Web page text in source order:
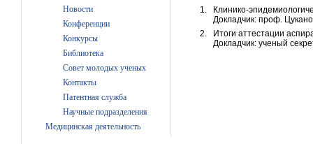
Новости
Конференции
Конкурсы
Библиотека
Совет молодых ученых
Контакты
Патентная служба
Научные подразделения
Медицинская деятельность
Клинико-
Докладчик: проф.
Итоги аттестации
Докладчик: ученый